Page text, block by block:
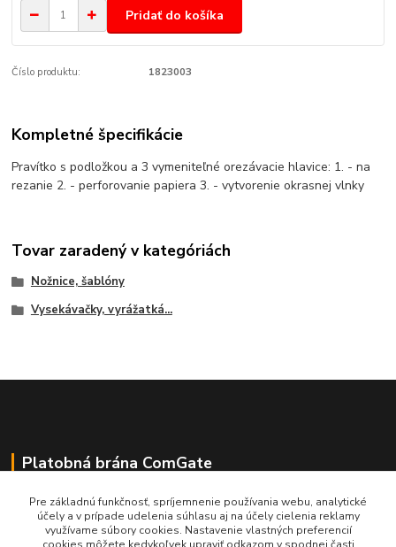
Pridať do košíka
Číslo produktu: 1823003
Kompletné špecifikácie
Pravítko s podložkou a 3 vymeniteľné orezávacie hlavice: 1. - na
rezanie 2. - perforovanie papiera 3. - vytvorenie okrasnej vlnky
Tovar zaradený v kategóriách
Nožnice, šablóny
Vysekávačky, vyrážatká...
Platobná brána ComGate
Pre základnú funkčnosť, spríjemnenie používania webu, analytické
účely a v prípade udelenia súhlasu aj na účely cielenia reklamy
využívame súbory cookies. Nastavenie vlastných preferencií